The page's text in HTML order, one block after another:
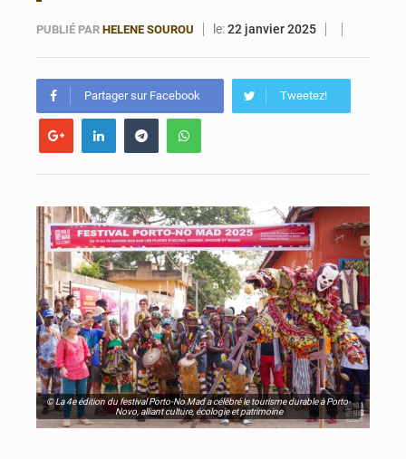
PUBLIÉ PAR HELENE SOUROU le:22 janvier 2025
Partager sur Facebook Tweetez!
© La 4e édition du festival Porto-No Mad a célébré le tourisme durable à Porto-
Novo, alliant culture, écologie et patrimoine